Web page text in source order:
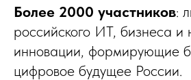
Более 2000 участников:
российского ИТ, бизнеса и
инновации, формирующие
цифровое будущее России.